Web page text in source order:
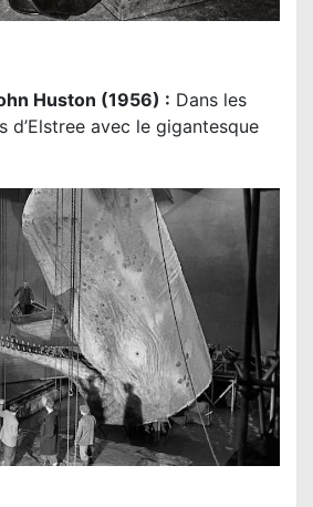
Huston (1956) : Dans les
d’Elstree avec le gigantesque